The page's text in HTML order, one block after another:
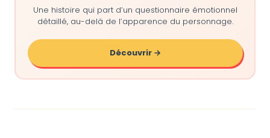
Une histoire qui part d’un questionnaire émotionnel
détaillé, au-delà de l’apparence du personnage.
Découvrir →